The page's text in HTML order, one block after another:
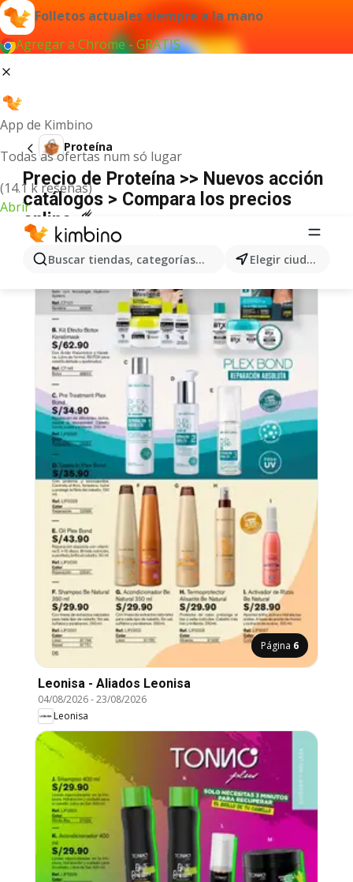
Folletos actuales siempre a la mano
Agregar a Chrome - GRATIS
App de Kimbino
Todas as ofertas num só lugar
(14.1 k reseñas)
Abrir
Buscar tiendas, categorías, productos... Elegir ciudad
Proteína
Precio de Proteína >> Nuevos acción
catálogos > Compara los precios
online ☄️
Página 6
Leonisa - Aliados Leonisa
04/08/2026-23/08/2026
Leonisa